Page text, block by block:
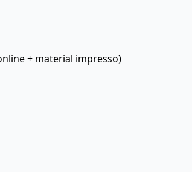
+ material impresso)